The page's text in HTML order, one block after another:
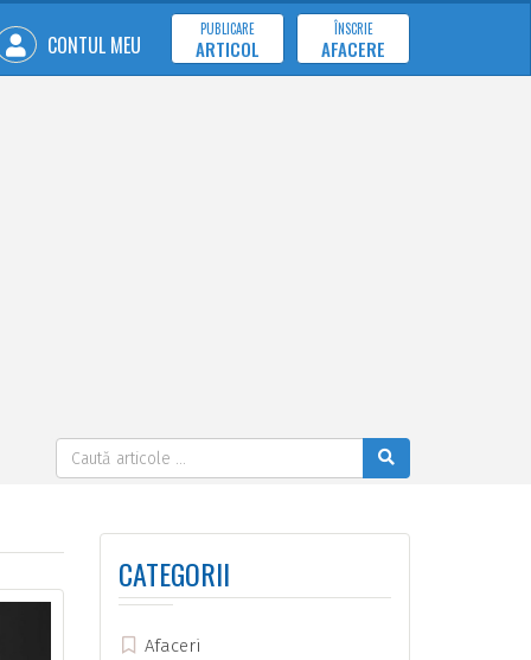
CONTUL MEU
PUBLICARE
ARTICOL
ÎNSCRIE
AFACERE
CATEGORII
Afaceri